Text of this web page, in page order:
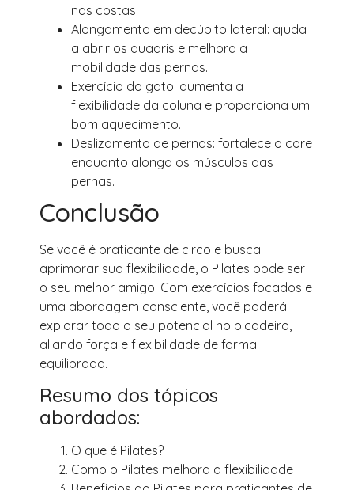
nas costas.
Alongamento em decúbito lateral: ajuda
a abrir os quadris e melhora a
mobilidade das pernas.
Exercício do gato: aumenta a
flexibilidade da coluna e proporciona um
bom aquecimento.
Deslizamento de pernas: fortalece o core
enquanto alonga os músculos das
pernas.
Conclusão
Se você é praticante de circo e busca
aprimorar sua flexibilidade, o Pilates pode ser
o seu melhor amigo! Com exercícios focados e
uma abordagem consciente, você poderá
explorar todo o seu potencial no picadeiro,
aliando força e flexibilidade de forma
equilibrada.
Resumo dos tópicos
abordados:
O que é Pilates?
Como o Pilates melhora a flexibilidade